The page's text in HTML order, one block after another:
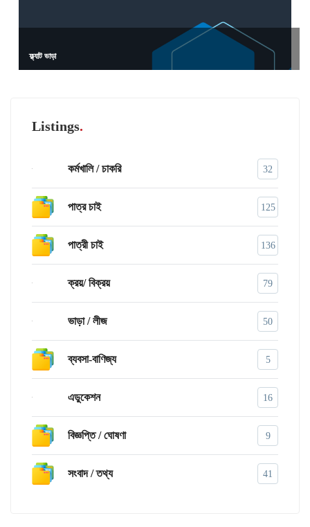
ফ্ল্যাট ভাড়া
Listings
কর্মখালি / চাকরি 32
পাত্র চাই 125
পাত্রী চাই 136
ক্রয়/ বিক্রয় 79
ভাড়া / লীজ 50
ব্যবসা-বাণিজ্য 5
এডুকেশন 16
বিজ্ঞপ্তি / ঘোষণা 9
সংবাদ / তথ্য 41